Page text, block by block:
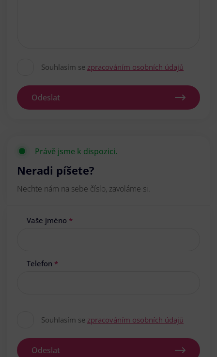
Souhlasím se zpracováním osobních údajů
Odeslat
Právě jsme k dispozici.
Neradi píšete?
Nechte nám na sebe číslo, zavoláme si.
Vaše jméno *
Telefon *
Souhlasím se zpracováním osobních údajů
Odeslat